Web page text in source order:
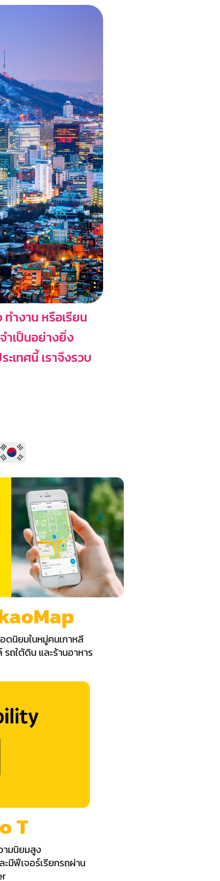
ำงาน หรือเรียน
ำเป็นอย่างยิ่ง
เทศนี้ เราจึงรวบ
นิยมในหมู่คนเกาหลี
ถใต้ดิน และร้านอาหาร
T
ามนิยมสูง
มีฟีเจอร์เรียกรถผ่าน